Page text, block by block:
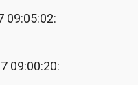
09:05:02:
09:00:20: